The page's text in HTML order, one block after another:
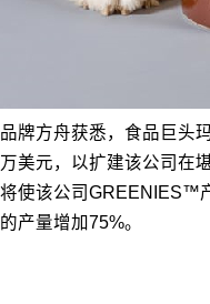
品牌方舟获悉，食品巨头
万美元，以扩建该公司在
将使该公司GREENIES™
的产量增加75%。